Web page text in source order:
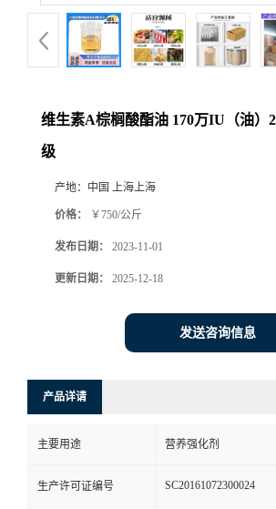
维生素A棕榈酸酯油 170万IU（油）
级
产地： 中国 上海上海
价格： ￥750/公斤
发布日期： 2023-11-01
更新日期： 2025-12-18
发送咨询信息
产品详请
主要用途 营养强化剂
生产许可证编号 SC20161072300024